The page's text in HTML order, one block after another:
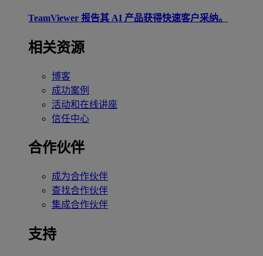
TeamViewer 报告其 AI 产品获得快速客户采纳。
相关资源
博客
成功案例
活动和在线讲座
信任中心
合作伙伴
成为合作伙伴
查找合作伙伴
集成合作伙伴
支持